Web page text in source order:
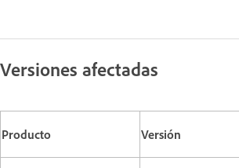
Versiones afectadas
Producto Versión